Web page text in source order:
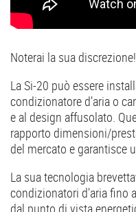
Noterai la sua discrezione!
La Si-20 può essere
condizionatore d’aria o
e al design affusolato.
rapporto dimensioni/
del mercato e garantisce
La sua tecnologia
condizionatori d’aria fino